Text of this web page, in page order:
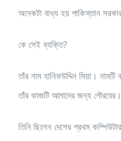
অনেকটা বাধ্য হয় পাকিস্তান
কে সেই ব্যক্তি?
তাঁর নাম হানিফউদ্দিন মিয়া।
তাঁর কাজটি আমাদের জন্য গৌরবের।
তিনি ছিলেন দেশের প্রথম